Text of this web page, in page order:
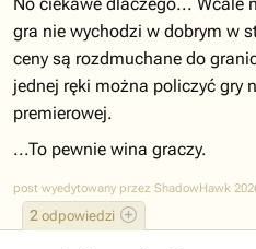
2 odpowiedzi
gra nie wychodzi w dobrym w
ceny są rozdmuchane do
jednej ręki można policzyć gry
premierowej.
...To pewnie wina graczy.
post wyedytowany przez ShadowHawk